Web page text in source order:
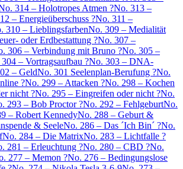
314 – Holotropes Atmen ?No. 313 –
– Energieüberschuss ?No. 311 –
310 – LieblingsfarbenNo. 309 – Medialität
oder Erdbestattung ?No. 307 –
306 – Verbindung mit Bruno ?No. 305 –
– Vortragsaufbau ?No. 303 – DNA-
– GeldNo. 301 Seelenplan-Berufung ?No.
?No. 299 – Attacken ?No. 298 – Kochen
nicht ?No. 295 – Eingreifen oder nicht ?No.
293 – Bob Proctor ?No. 292 – FehlgeburtNo.
– Robert KennedyNo. 288 – Geburt &
& SeeleNo. 286 – Das ´Ich Bin´ ?No.
No. 284 – Die MatrixNo. 283 – Lichtfalle ?
281 – Erleuchtung ?No. 280 – CBD ?No.
277 – Memon ?No. 276 – Bedingungslose